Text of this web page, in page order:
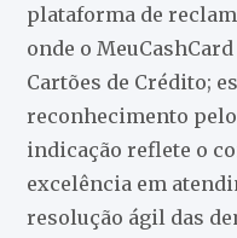
plataforma de
onde o
Cartões de Crédito;
reconhecimento
indicação reflete o
excelência em
resolução ágil das